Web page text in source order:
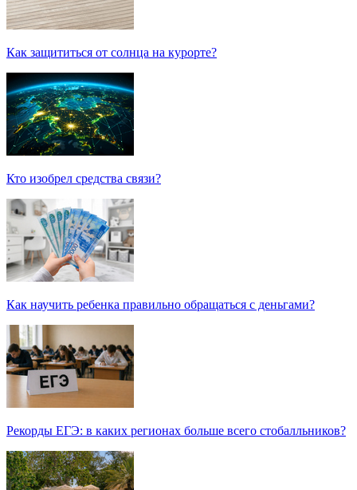
Как защититься от солнца на курорте?
Кто изобрел средства связи?
Как научить ребенка правильно обращаться с деньгами?
Рекорды ЕГЭ: в каких регионах больше всего стобалльников?